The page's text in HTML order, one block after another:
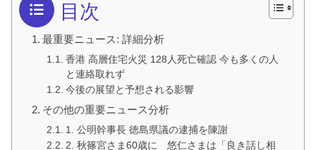
目次
最重要ニュース: 詳細分析
香港 高層住宅火災 128人死亡確認 今も多くの人
と連絡取れず
今後の展望と予想される影響
その他の重要ニュース分析
1. 公明幹事長 徳島県議の逮捕を陳謝
2. 秋篠宮さま60歳に 悠仁さまは「良き話し相